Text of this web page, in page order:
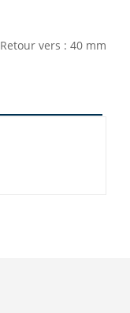
Retour vers : 40 mm